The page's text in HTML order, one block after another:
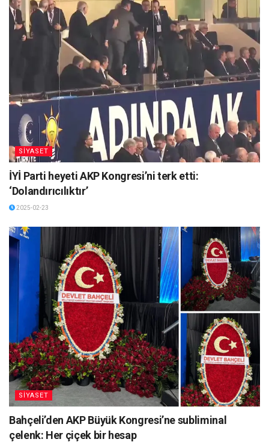
SİYASET
İYİ Parti heyeti AKP Kongresi’ni terk etti:
‘Dolandırıcılıktır’
2025-02-23
SİYASET
Bahçeli’den AKP Büyük Kongresi’ne subliminal
çelenk: Her çiçek bir hesap